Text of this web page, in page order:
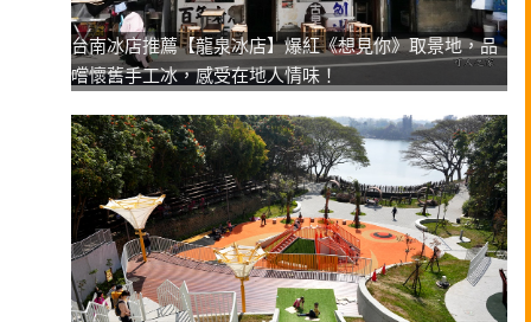
台南冰店推薦【龍泉冰店】爆紅《想見你》取景地，品
嚐懷舊手工冰，感受在地人情味！